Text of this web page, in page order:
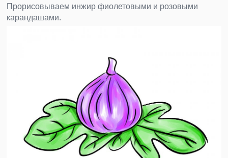
Прорисовываем инжир фиолетовыми и розовыми
карандашами.